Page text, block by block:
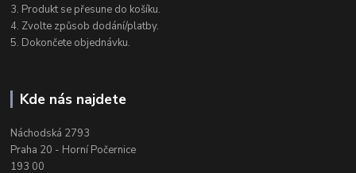
3. Produkt se přesune do košíku.
4. Zvolte způsob dodání/platby.
5. Dokončete objednávku.
Kde nás najdete
Náchodská 2793
Praha 20 - Horní Počernice
193 00